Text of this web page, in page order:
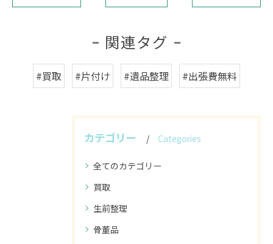
関連タグ
#買取 #片付け #遺品整理 #出張費無料
カテゴリー Categories
全てのカテゴリー
買取
生前整理
骨董品